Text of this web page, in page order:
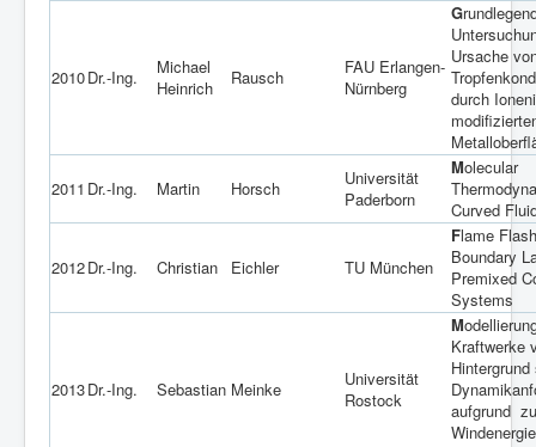
2010Dr.-Ing.
Michael
Heinrich
Rausch
FAU Erlangen-
Nürnberg
G
Ursache
durch
2011 Dr.-Ing. Martin Horsch
Universität
Paderborn
Molecular
Curved
2012Dr.-Ing. Christian Eichler TU München
Flame
Boundary
Premixed
Systems
2013Dr.-Ing. Sebastian Meinke
Universität
Rostock
M
Kraftwerke
aufgrund